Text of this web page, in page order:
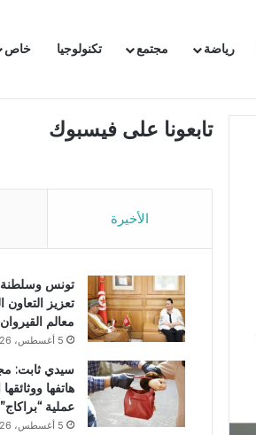
رياضة مجتمع تكنولوجيا خاص
تابعونا على فيسبوك
الأخيرة
تونس وسلطنة
تعزيز التعاون
معالم
5 أغسطس، 2026
سيدي ثابت:
هاتفها
عملية “براكاج”
5 أغسطس، 2026